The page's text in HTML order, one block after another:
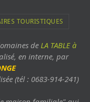
TOURISTIQUES
de LA TABLE à
en interne, par
(tél : 0683-914-241)